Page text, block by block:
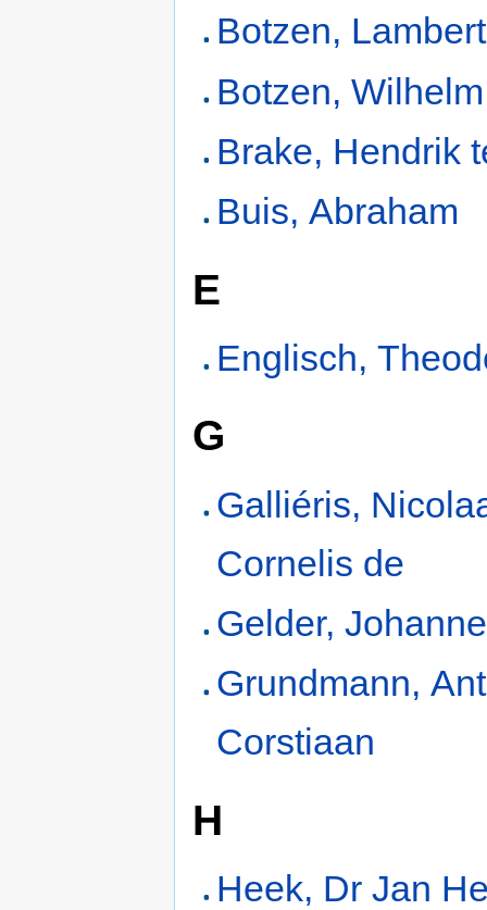
Botzen,
Botzen, Wilhelm
Brake, Hendrik
Buis, Abraham
E
Englisch,
G
Galliéris,
Cornelis de
Gelder,
Grundmann,
Corstiaan
H
Heek, Dr Jan